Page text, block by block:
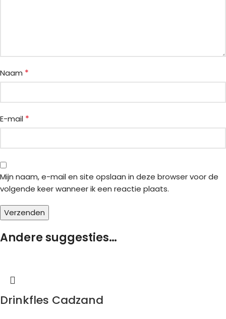
Naam *
E-mail *
Mijn naam, e-mail en site opslaan in deze browser voor de
volgende keer wanneer ik een reactie plaats.
Andere suggesties…
Drinkfles Cadzand